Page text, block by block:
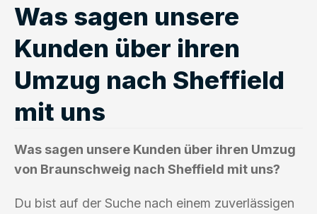
Was sagen unsere
Kunden über ihren
Umzug nach Sheffield
mit uns
Was sagen unsere Kunden über ihren Umzug
von Braunschweig nach Sheffield mit uns?
Du bist auf der Suche nach einem zuverlässigen